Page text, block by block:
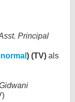
Principal
) (TV) als